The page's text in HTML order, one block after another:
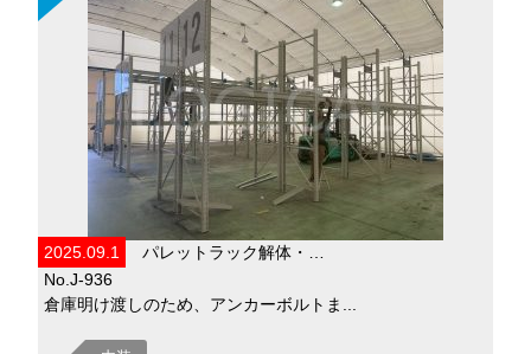
2025.09.1
パレットラック解体・…
No.J-936
倉庫明け渡しのため、アンカーボルトま...